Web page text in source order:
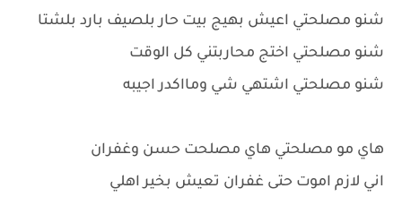
شنو مصلحتي اعيش بهيج بيت حار بلصيف بارد بلشتا
شنو مصلحتي اختج محاربتني كل الوقت
شنو مصلحتي اشتهي شي ومااكدر اجيبه
هاي مو مصلحتي هاي مصلحت حسن وغفران
اني لازم اموت حتى غفران تعيش بخير اهلي